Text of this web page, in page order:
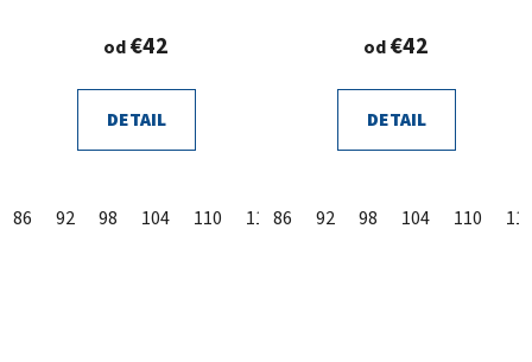
od€42
DETAIL
86 92 98 104 110 116 122 128 134 140
od€42
DETAIL
86 92 98 104 110